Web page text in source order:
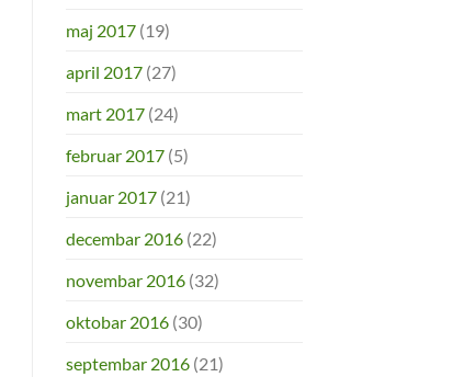
maj 2017(19)
april 2017(27)
mart 2017(24)
februar 2017(5)
januar 2017(21)
decembar 2016(22)
novembar 2016(32)
oktobar 2016(30)
septembar 2016(21)